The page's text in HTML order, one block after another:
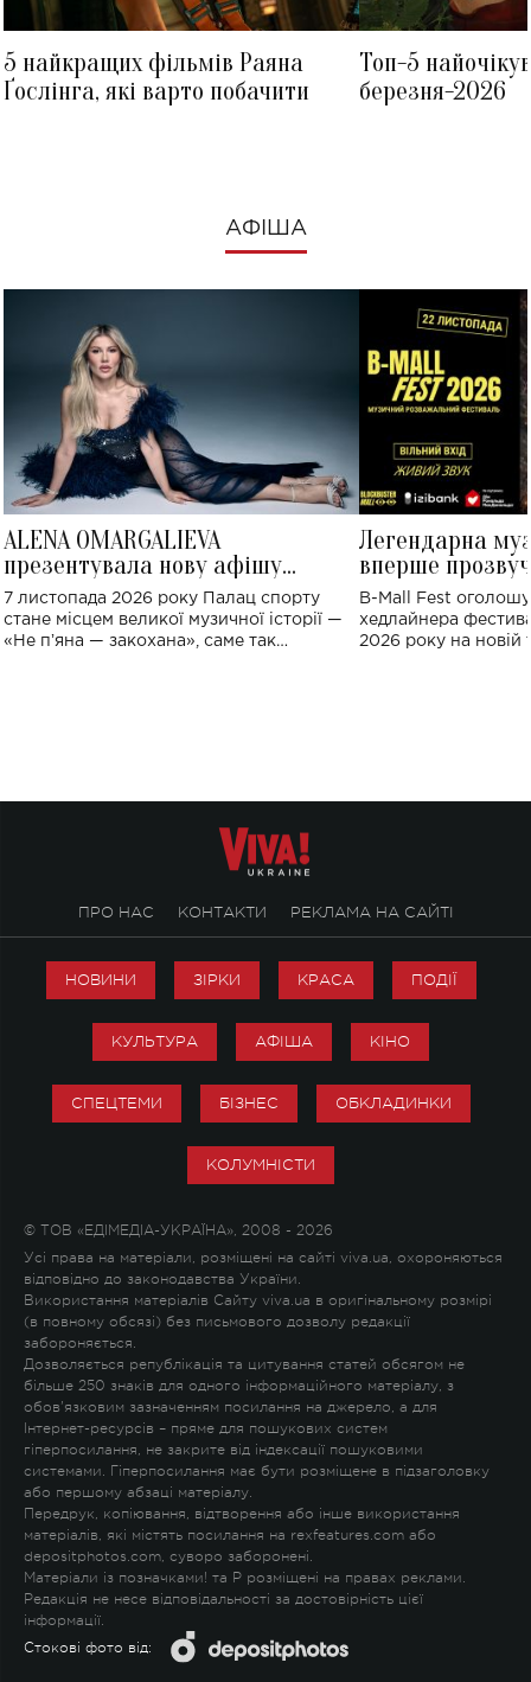
5 найкращих фільмів Раяна
Ґослінга, які варто побачити
Топ-5
березня-2026
АФІША
ALENA OMARGALIEVA
презентувала нову афішу
великого концерту в Палаці
спорту
7 листопада 2026 року Палац спорту
стане місцем великої музичної історії —
«Не пʼяна — закохана», саме так
Легендарна
вперше
Україні: де
B-Mall Fest
хедлайнера
2026 року на новій
ПРО НАС КОНТАКТИ РЕКЛАМА НА САЙТІ
НОВИНИ ЗІРКИ КРАСА ПОДІЇ
КУЛЬТУРА АФІША КІНО
СПЕЦТЕМИ БІЗНЕС ОБКЛАДИНКИ
КОЛУМНІСТИ
© ТОВ «ЕДІМЕДІА-УКРАЇНА», 2008 - 2026
Усі права на матеріали, розміщені на сайті viva.ua, охороняються
відповідно до законодавства України.
Використання матеріалів Сайту viva.ua в оригінальному розмірі
(в повному обсязі) без письмового дозволу редакції
забороняється.
Дозволяється републікація та цитування статей обсягом не
більше 250 знаків для одного інформаційного матеріалу, з
обов'язковим зазначенням посилання на джерело, а для
Інтернет-ресурсів – пряме для пошукових систем
гіперпосилання, не закрите від індексації пошуковими
системами. Гіперпосилання має бути розміщене в підзаголовку
або першому абзаці матеріалу.
Передрук, копіювання, відтворення або інше використання
матеріалів, які містять посилання на rexfeatures.com або
depositphotos.com, суворо заборонені.
Матеріали із позначками! та P розміщені на правах реклами.
Редакція не несе відповідальності за достовірність цієї
інформації.
Стокові фото від: